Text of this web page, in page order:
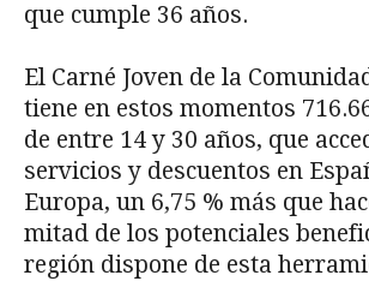
que cumple 36 años.
El Carné Joven de la
tiene en estos momentos
de entre 14 y 30 años, que
servicios y descuentos en
Europa, un 6,75 % más que
mitad de los potenciales
región dispone de esta